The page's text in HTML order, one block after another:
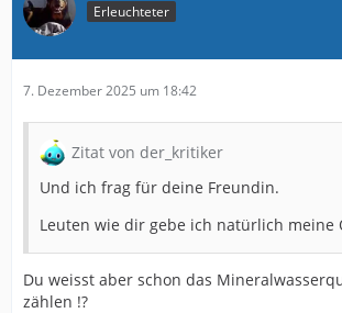
Erleuchteter
7. Dezember 2025 um 18:42
Zitat von der_kritiker
Und ich frag für deine Freundin.
Leuten wie dir gebe ich natürlich meine
Du weisst aber schon das
zählen !?